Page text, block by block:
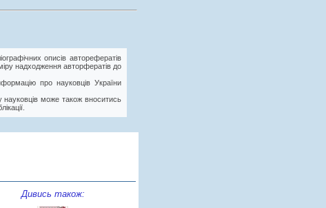
описів авторефератів
надходження авторфератів до
про науковців України
може також вноситись
Дивись також: